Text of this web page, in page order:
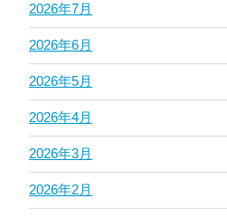
2026年7月
2026年6月
2026年5月
2026年4月
2026年3月
2026年2月